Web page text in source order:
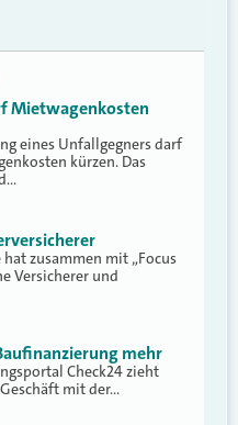
Mietwagenkosten
eines Unfallgegners darf
kürzen. Das
zusammen mit „Focus
Versicherer und
mehr
Check24 zieht
mit der…